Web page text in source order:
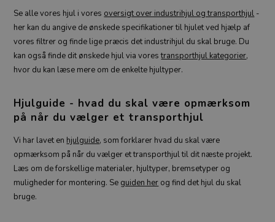
Se alle vores hjul i vores oversigt over industrihjul og transporthjul -
her kan du angive de ønskede specifikationer til hjulet ved hjælp af
vores filtrer og finde lige præcis det industrihjul du skal bruge. Du
kan også finde dit ønskede hjul via vorestransporthjul kategorier,
hvor du kan læse mere om de enkelte hjultyper.
Hjulguide - hvad du skal være opmærksom
på når du vælger et transporthjul
Vi har lavet en hjulguide, som forklarer hvad du skal være
opmærksom på når du vælger et transporthjul til dit næste projekt.
Læs om de forskellige materialer, hjultyper, bremsetyper og
muligheder for montering. Se guiden her og find det hjul du skal
bruge.